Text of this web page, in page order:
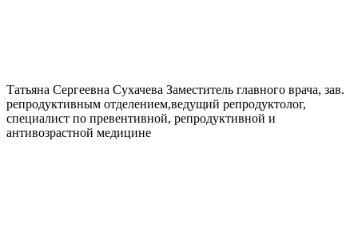
Татьяна Сергеевна Сухачева Заместитель главного врача, зав.
репродуктивным отделением,ведущий репродуктолог,
специалист по превентивной, репродуктивной и
антивозрастной медицине